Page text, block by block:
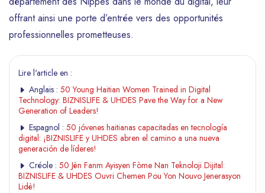
offrant ainsi une porte d’entrée vers des opportunités
professionnelles prometteuses.
Lire l'article en :
Anglais : 50 Young Haitian Women Trained in Digital
Technology: BIZNISLIFE & UHDES Pave the Way for a New
Generation of Leaders!
Espagnol : 50 jóvenes haitianas capacitadas en tecnología
digital: ¡BIZNISLIFE y UHDES abren el camino a una nueva
generación de líderes!
Créole : 50 Jèn Fanm Ayisyen Fòme Nan Teknoloji Dijital:
BIZNISLIFE & UHDES Ouvri Chemen Pou Yon Nouvo Jenerasyon
Lidè!